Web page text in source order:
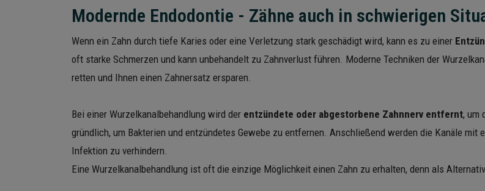
Modernde Endodontie - Zähne auch in schwierigen
Wenn ein Zahn durch tiefe Karies oder eine Verletzung stark geschädigt wird, kann es zu einer
oft starke Schmerzen und kann unbehandelt zu Zahnverlust führen. Moderne Techniken der
retten und Ihnen einen Zahnersatz ersparen.
Bei einer Wurzelkanalbehandlung wird der entzündete oder abgestorbene Zahnnerv entfernt, um
gründlich, um Bakterien und entzündetes Gewebe zu entfernen. Anschließend werden die Kanäle
Infektion zu verhindern.
Eine Wurzelkanalbehandlung ist oft die einzige Möglichkeit einen Zahn zu erhalten, denn als